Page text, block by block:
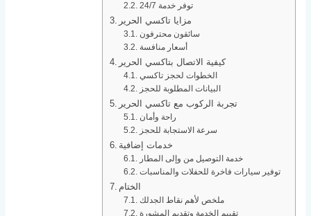
توفر خدمة 24/7
مزايا تاكسي الحرير
سائقون محترفون
أسعار منافسة
كيفية الاتصال بتاكسي الحرير
الخطوات لحجز تاكسي
البيانات المطلوبة للحجز
تجربة الركوب مع تاكسي الحرير
راحة وأمان
سرعة الاستجابة للحجز
خدمات إضافية
خدمة التوصيل من وإلى المطار
توفير سيارات فاخرة للحفلات والمناسبات
الختام
ملخص لأهم نقاط الجدلك
تقييم الخدمة وتقديم المشورة